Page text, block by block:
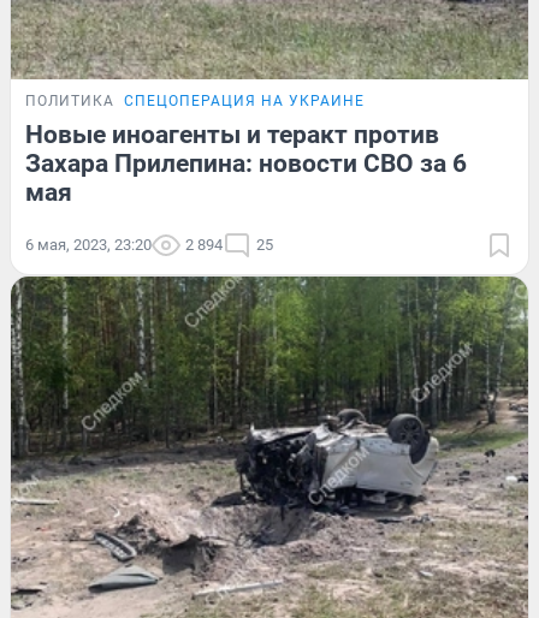
ПОЛИТИКА СПЕЦОПЕРАЦИЯ НА УКРАИНЕ
Новые иноагенты и теракт против
Захара Прилепина: новости СВО за 6
мая
6 мая, 2023, 23:20 2 894 25